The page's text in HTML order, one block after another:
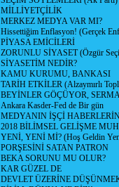
MİLLİYETÇİLİK
MERKEZ MEDYA VAR MI?
Hissettiğim Enflasyon! (Gerçek
PİYASA EMİCİLERİ
ZORUNLU SİYASET (Özgür
SİYASETİM NEDİR?
KAMU KURUMU, BANKASI
TARİH ETKİLER (Alzaymırlı
BEYİNLER GÖÇÜYOR,
Ankara Kasder-Fed de Bir gün
MEDYANIN İŞÇİ
2018 BİLİMSEL GELİŞME
YENİ, YENİ Mİ? (Hoş Geldin
PORŞESİNİ SATAN PATRON
BEKA SORUNU MU OLUR?
KAR GÜZEL DE
DEVLET ÜZERİNE